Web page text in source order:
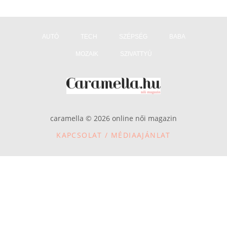
caramella © 2026 online női magazin
KAPCSOLAT / MÉDIAAJÁNLAT